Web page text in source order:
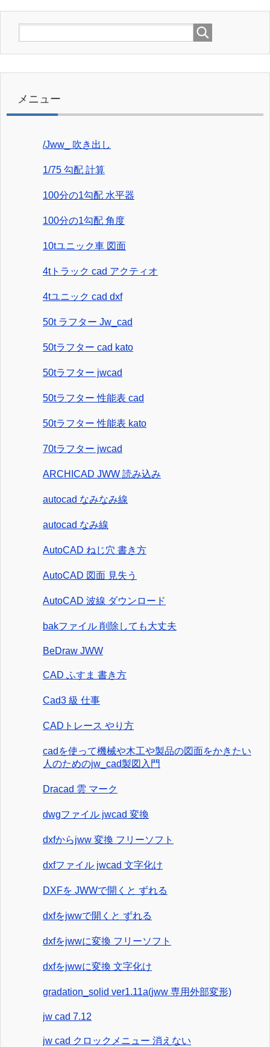
メニュー
/Jww_ 吹き出し
1/75 勾配 計算
100分の1勾配 水平器
100分の1勾配 角度
10tユニック車 図面
4tトラック cad アクティオ
4tユニック cad dxf
50t ラフター Jw_cad
50tラフター cad kato
50tラフター jwcad
50tラフター 性能表 cad
50tラフター 性能表 kato
70tラフター jwcad
ARCHICAD JWW 読み込み
autocad なみなみ線
autocad なみ線
AutoCAD ねじ穴 書き方
AutoCAD 図面 見失う
AutoCAD 波線 ダウンロード
bakファイル 削除しても大丈夫
BeDraw JWW
CAD ふすま 書き方
Cad3 級 仕事
CADトレース やり方
cadを使って機械や木工や製品の図面をかきたい
人のためのjw_cad製図入門
Dracad 雲 マーク
dwgファイル jwcad 変換
dxfからjww 変換 フリーソフト
dxfファイル jwcad 文字化け
DXFを JWWで開くと ずれる
dxfをjwwで開くと ずれる
dxfをjwwに変換 フリーソフト
dxfをjwwに変換 文字化け
gradation_solid ver1.11a(jww 専用外部変形)
jw cad 7.12
jw cad クロックメニュー 消えない